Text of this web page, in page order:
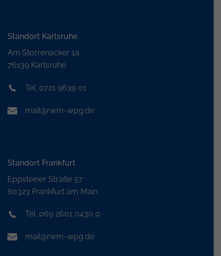
Standort Karlsruhe
Am Storrenacker 1a
76139 Karlsruhe
Tel. 0721 9639 01
mail@rwm-wpg.de
Standort Frankfurt
Eppsteiner Straße 57
60323 Frankfurt am Main
Tel. 069 2601 0430 0
mail@rwm-wpg.de